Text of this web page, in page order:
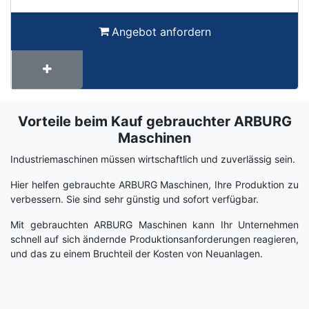
Angebot anfordern
Term
Vorteile beim Kauf gebrauchter ARBURG
Maschinen
Industriemaschinen müssen wirtschaftlich und zuverlässig sein.
Hier helfen gebrauchte ARBURG Maschinen, Ihre Produktion zu
verbessern. Sie sind sehr günstig und sofort verfügbar.
Mit gebrauchten ARBURG Maschinen kann Ihr Unternehmen
schnell auf sich ändernde Produktionsanforderungen reagieren,
und das zu einem Bruchteil der Kosten von Neuanlagen.